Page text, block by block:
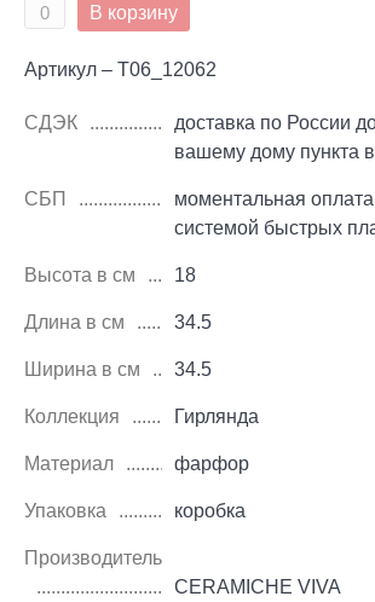
В корзину
Артикул – T06_12062
СДЭК
доставка по России
вашему дому пункта
СБП
моментальная
системой быстрых
Высота в см 18
Длина в см 34.5
Ширина в см 34.5
Коллекция Гирлянда
Материал фарфор
Упаковка коробка
Производитель
CERAMICHE VIVA